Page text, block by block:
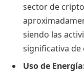
sector de
siendo las
significativa
Uso de